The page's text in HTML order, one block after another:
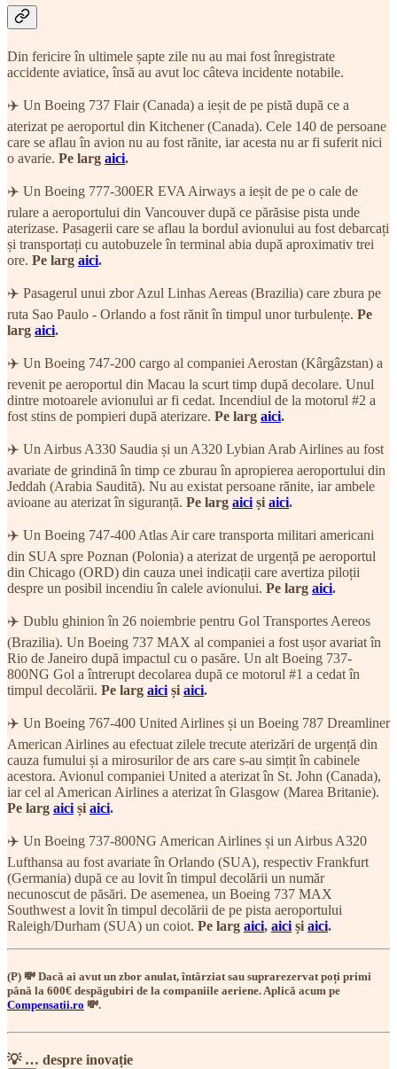
Din fericire în ultimele șapte zile nu au mai fost înregistrate
accidente aviatice, însă au avut loc câteva incidente notabile.
✈️ Un Boeing 737 Flair (Canada) a ieșit de pe pistă după ce a
aterizat pe aeroportul din Kitchener (Canada). Cele 140 de persoane
care se aflau în avion nu au fost rănite, iar acesta nu ar fi suferit nici
o avarie. Pe larg aici.
✈️ Un Boeing 777-300ER EVA Airways a ieșit de pe o cale de
rulare a aeroportului din Vancouver după ce părăsise pista unde
aterizase. Pasagerii care se aflau la bordul avionului au fost debarcați
și transportați cu autobuzele în terminal abia după aproximativ trei
ore. Pe larg aici.
✈️ Pasagerul unui zbor Azul Linhas Aereas (Brazilia) care zbura pe
ruta Sao Paulo - Orlando a fost rănit în timpul unor turbulențe. Pe
larg aici.
✈️ Un Boeing 747-200 cargo al companiei Aerostan (Kârgâzstan) a
revenit pe aeroportul din Macau la scurt timp după decolare. Unul
dintre motoarele avionului ar fi cedat. Incendiul de la motorul #2 a
fost stins de pompieri după aterizare. Pe larg aici.
✈️ Un Airbus A330 Saudia și un A320 Lybian Arab Airlines au fost
avariate de grindină în timp ce zburau în apropierea aeroportului din
Jeddah (Arabia Saudită). Nu au existat persoane rănite, iar ambele
avioane au aterizat în siguranță. Pe larg aici și aici.
✈️ Un Boeing 747-400 Atlas Air care transporta militari americani
din SUA spre Poznan (Polonia) a aterizat de urgență pe aeroportul
din Chicago (ORD) din cauza unei indicații care avertiza piloții
despre un posibil incendiu în calele avionului. Pe larg aici.
✈️ Dublu ghinion în 26 noiembrie pentru Gol Transportes Aereos
(Brazilia). Un Boeing 737 MAX al companiei a fost ușor avariat în
Rio de Janeiro după impactul cu o pasăre. Un alt Boeing 737-
800NG Gol a întrerupt decolarea după ce motorul #1 a cedat în
timpul decolării. Pe larg aici și aici.
✈️ Un Boeing 767-400 United Airlines și un Boeing 787 Dreamliner
American Airlines au efectuat zilele trecute aterizări de urgență din
cauza fumului și a mirosurilor de ars care s-au simțit în cabinele
acestora. Avionul companiei United a aterizat în St. John (Canada),
iar cel al American Airlines a aterizat în Glasgow (Marea Britanie).
Pe larg aici și aici.
✈️ Un Boeing 737-800NG American Airlines și un Airbus A320
Lufthansa au fost avariate în Orlando (SUA), respectiv Frankfurt
(Germania) după ce au lovit în timpul decolării un număr
necunoscut de păsări. De asemenea, un Boeing 737 MAX
Southwest a lovit în timpul decolării de pe pista aeroportului
Raleigh/Durham (SUA) un coiot. Pe larg aici, aici și aici.
(P) 💸 Dacă ai avut un zbor anulat, întârziat sau suprarezervat poți primi
până la 600€ despăgubiri de la companiile aeriene. Aplică acum pe
Compensatii.ro 💸.
💡 … despre inovație